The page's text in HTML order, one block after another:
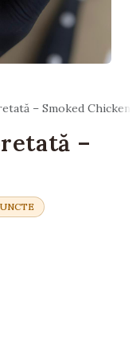
– Smoked Chicken
–